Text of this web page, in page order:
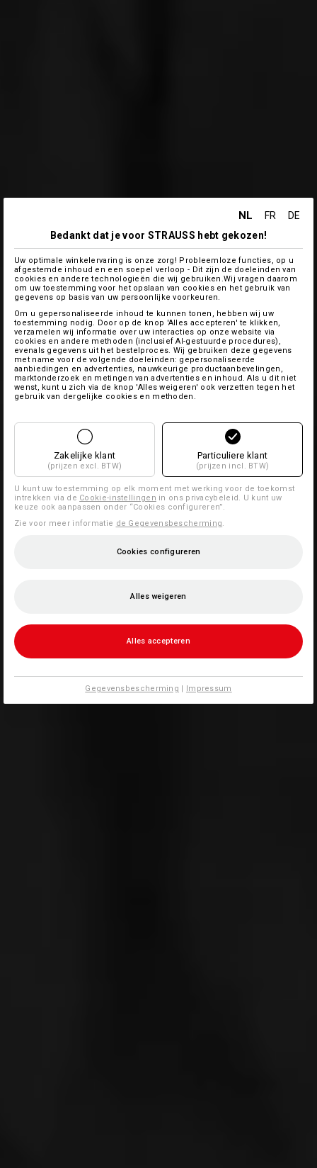
NL FR
DE
Bedankt dat je voor STRAUSS hebt gekozen!
Uw optimale winkelervaring is onze zorg! Probleemloze functies, op u
afgestemde inhoud en een soepel verloop - Dit zijn de doeleinden van
cookies en andere technologieën die wij gebruiken.Wij vragen daarom
om uw toestemming voor het opslaan van cookies en het gebruik van
gegevens op basis van uw persoonlijke voorkeuren.
Om u gepersonaliseerde inhoud te kunnen tonen, hebben wij uw
toestemming nodig. Door op de knop 'Alles accepteren' te klikken,
verzamelen wij informatie over uw interacties op onze website via
cookies en andere methoden (inclusief AI-gestuurde procedures),
evenals gegevens uit het bestelproces. Wij gebruiken deze gegevens
met name voor de volgende doeleinden: gepersonaliseerde
aanbiedingen en advertenties, nauwkeurige productaanbevelingen,
marktonderzoek en metingen van advertenties en inhoud. Als u dit niet
wenst, kunt u zich via de knop 'Alles weigeren' ook verzetten tegen het
gebruik van dergelijke cookies en methoden.
Zakelijke klant
(prijzen excl. BTW)
Particuliere klant
(prijzen incl. BTW)
U kunt uw toestemming op elk moment met werking voor de toekomst
intrekken via de Cookie-instellingen in ons privacybeleid. U kunt uw
keuze ook aanpassen onder “Cookies configureren”.
Zie voor meer informatie de Gegevensbescherming
Cookies configureren
Alles weigeren
Alles accepteren
Gegevensbescherming | Impressum